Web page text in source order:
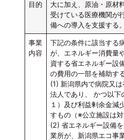
目的
大に加え、原油・原材
受けている医療機関が
備への導入を支援する。
事業
内容
下記の条件に該当する
が、エネルギー消費量
資する省エネルギー設
の費用の一部を補助す
(1) 新潟県内で病院又
法人であり、 かつ以
１）及び利益剰余金減
すもの（※公立施設は対
(2) 省エネルギー設備
業所が、新潟県エコ事